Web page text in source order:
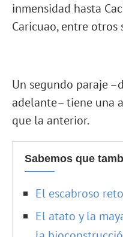
inmensidad hasta
Caricuao, entre otros
Un segundo paraje
adelante– tiene una
que la anterior.
Sabemos que
El escabroso
El atato y la